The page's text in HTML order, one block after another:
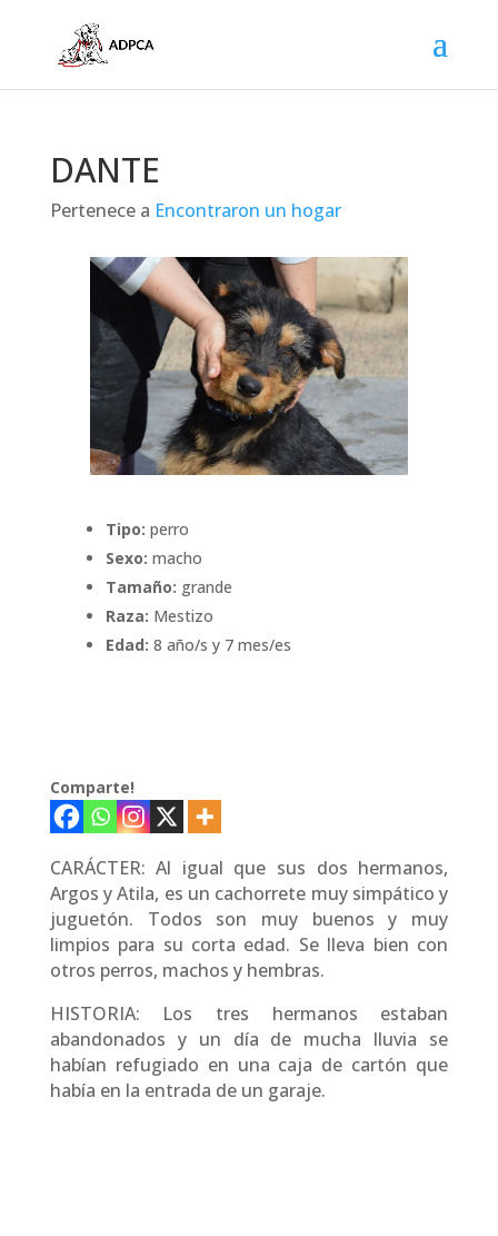
DANTE
Pertenece a Encontraron un hogar
Tipo: perro
Sexo: macho
Tamaño: grande
Raza: Mestizo
Edad: 8 año/s y 7 mes/es
Comparte!
CARÁCTER: Al igual que sus dos hermanos,
Argos y Atila, es un cachorrete muy simpático y
juguetón. Todos son muy buenos y muy
limpios para su corta edad. Se lleva bien con
otros perros, machos y hembras.
HISTORIA: Los tres hermanos estaban
abandonados y un día de mucha lluvia se
habían refugiado en una caja de cartón que
había en la entrada de un garaje.